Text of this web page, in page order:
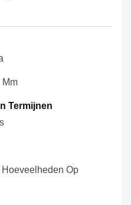
Mm
Termijnen
Hoeveelheden Op